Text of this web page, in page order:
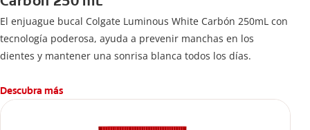
El enjuague bucal Colgate Luminous White Carbón 250mL con
tecnología poderosa, ayuda a prevenir manchas en los
dientes y mantener una sonrisa blanca todos los días.
Descubra más